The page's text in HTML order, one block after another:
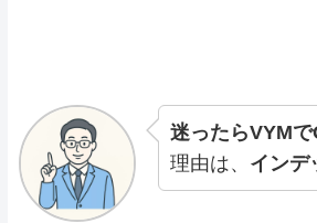
迷ったらVYMで
理由は、 インデ